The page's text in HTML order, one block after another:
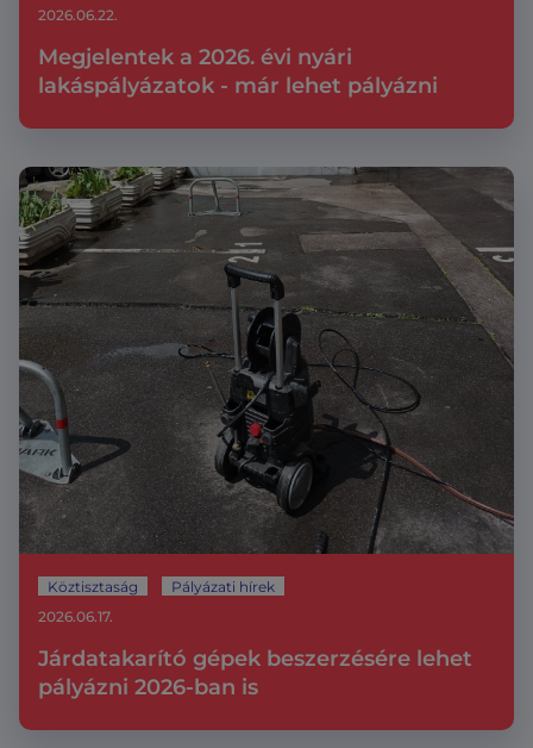
Megjelentek a 2026. évi nyári
lakáspályázatok - már lehet pályázni
2026.06.22.
Köztisztaság Pályázati hírek
Járdatakarító gépek beszerzésére lehet
pályázni 2026-ban is
2026.06.17.